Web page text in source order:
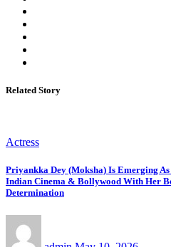
Related Story
Actress
Priyankka Dey (Moksha) Is Emerging
Indian Cinema & Bollywood With Her
Determination